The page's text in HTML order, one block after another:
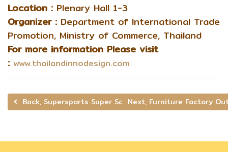
Location : Plenary Hall 1-3
Organizer : Department of International Trade
Promotion, Ministry of Commerce, Thailand
For more information Please visit
: www.thailandinnodesign.com
Back, Supersports Super SaleNext, Furniture Factory